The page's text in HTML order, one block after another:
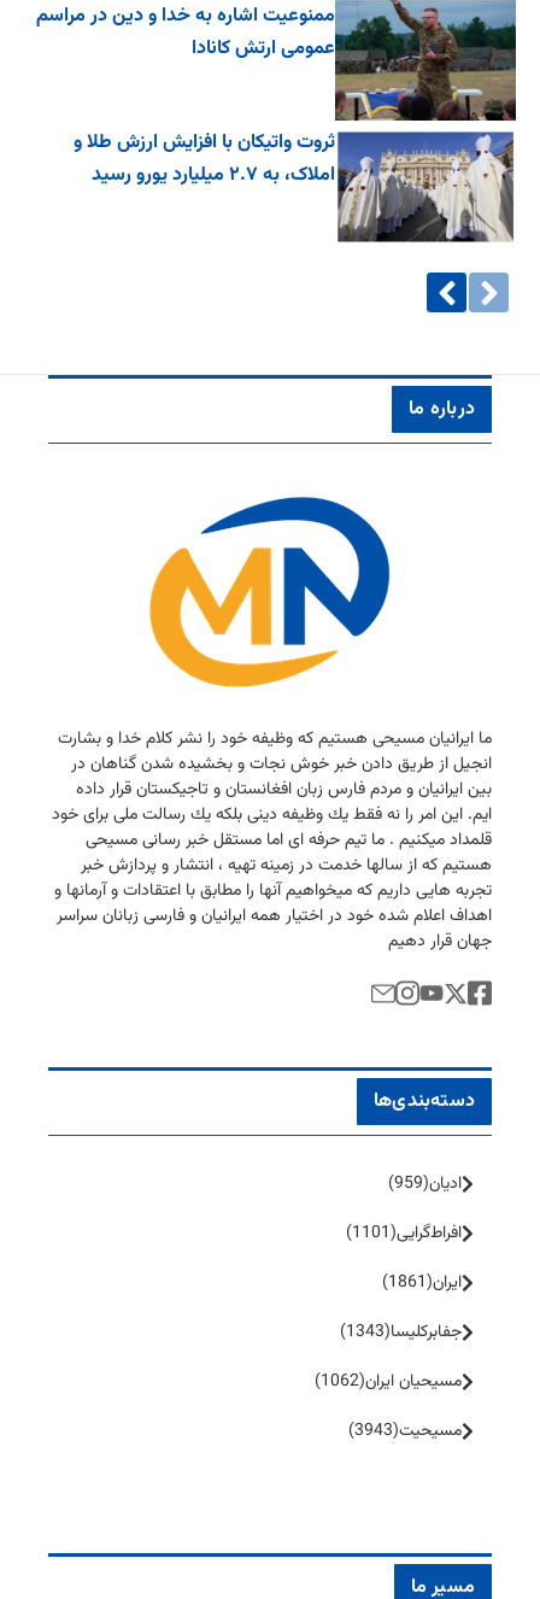
ممنوعیت اشاره به خدا و دین در مراسم
عمومی ارتش کانادا
ثروت واتیکان با افزایش ارزش طلا و
املاک، به ۲.۷ میلیارد یورو رسید
درباره ما
ما ایرانیان مسیحی هستیم كه وظیفه خود را نشر كلام خدا و بشارت
انجیل از طریق دادن خبر خوش نجات و بخشیده شدن گناهان در
بین ایرانیان و مردم فارس زبان افغانستان و تاجیكستان قرار داده
ایم. این امر را نه فقط یك وظیفه دینی بلكه یك رسالت ملی برای خود
قلمداد میكنیم . ما تیم حرفه ای اما مستقل خبر رسانی مسیحی
هستیم كه از سالها خدمت در زمینه تهیه ، انتشار و پردازش خبر
تجربه هایی داریم كه میخواهیم آنها را مطابق با اعتقادات و آرمانها و
اهداف اعلام شده خود در اختیار همه ایرانیان و فارسی زبانان سراسر
جهان قرار دهیم
دسته‌بندی‌ها
ادیان(959)
افراط‌گرایی(1101)
ایران(1861)
جفا‌بر‌کلیسا(1343)
مسیحیان ایران(1062)
مسیحیت(3943)
مسیر ما